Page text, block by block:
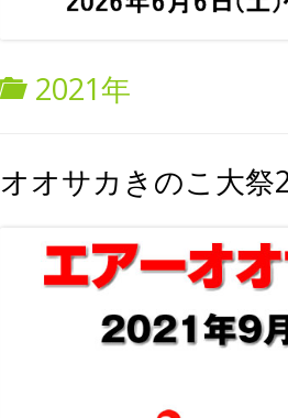
・絵/書籍/
2021年
オオサカきのこ大祭